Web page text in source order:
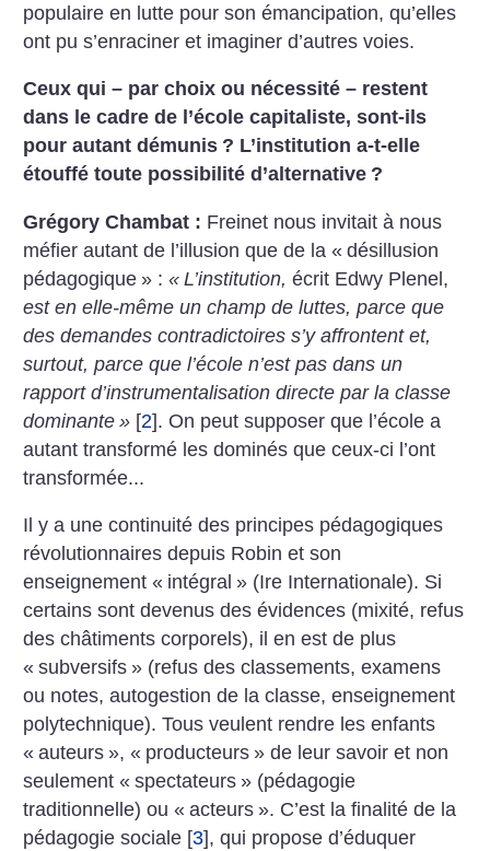
populaire en lutte pour son émancipation, qu’elles
ont pu s’enraciner et imaginer d’autres voies.
Ceux qui – par choix ou nécessité – restent
dans le cadre de l’école capitaliste, sont-ils
pour autant démunis ? L’institution a-t-elle
étouffé toute possibilité d’alternative ?
Grégory Chambat : Freinet nous invitait à nous
méfier autant de l’illusion que de la « désillusion
pédagogique » :« L’institution, écrit Edwy Plenel,
est en elle-même un champ de luttes, parce que
des demandes contradictoires s’y affrontent et,
surtout, parce que l’école n’est pas dans un
rapport d’instrumentalisation directe par la classe
dominante » [2]. On peut supposer que l’école a
autant transformé les dominés que ceux-ci l’ont
transformée...
Il y a une continuité des principes pédagogiques
révolutionnaires depuis Robin et son
enseignement « intégral » (Ire Internationale). Si
certains sont devenus des évidences (mixité, refus
des châtiments corporels), il en est de plus
« subversifs » (refus des classements, examens
ou notes, autogestion de la classe, enseignement
polytechnique). Tous veulent rendre les enfants
« auteurs », « producteurs » de leur savoir et non
seulement « spectateurs » (pédagogie
traditionnelle) ou « acteurs ». C’est la finalité de la
pédagogie sociale [3], qui propose d’éduquer